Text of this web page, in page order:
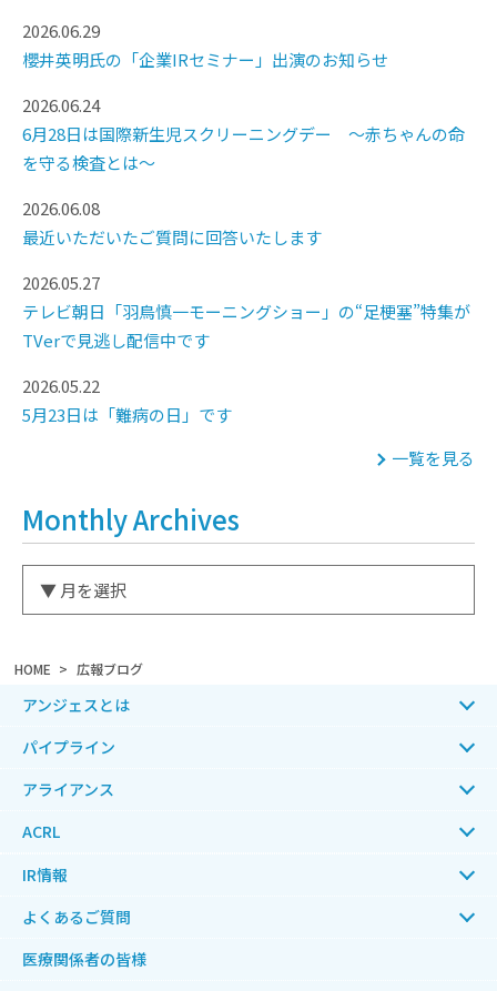
HOME 広報ブログ
2026.06.29
櫻井英明氏の「企業IRセミナー」出演のお知らせ
2026.06.24
6月28日は国際新生児スクリーニングデー ～赤ちゃんの命
を守る検査とは～
2026.06.08
最近いただいたご質問に回答いたします
2026.05.27
テレビ朝日「羽鳥慎一モーニングショー」の“足梗塞”特集が
TVerで見逃し配信中です
2026.05.22
5月23日は「難病の日」です
一覧を見る
Monthly Archives
アンジェスとは
パイプライン
アライアンス
ACRL
IR情報
よくあるご質問
医療関係者の皆様